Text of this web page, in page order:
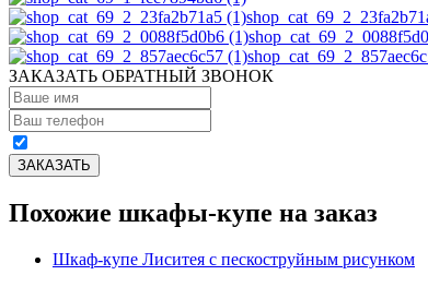
ЗАКАЗАТЬ ОБРАТНЫЙ ЗВОНОК
Похожие шкафы-купе на заказ
Шкаф-купе Лиситея с пескоструйным рисунком